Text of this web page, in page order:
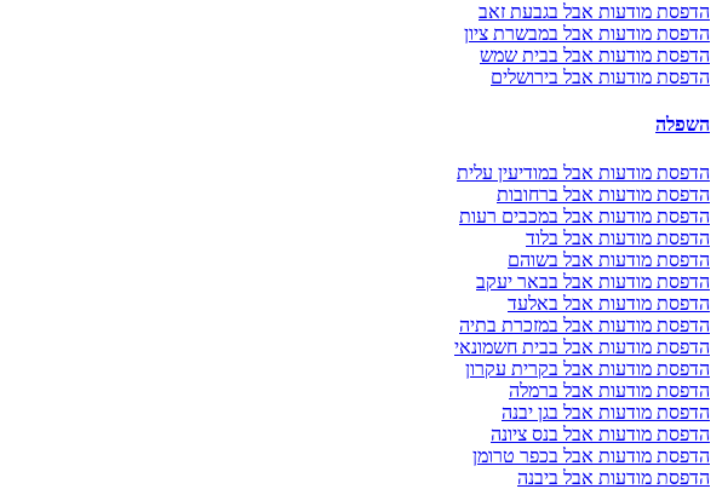
הדפסת מודעות אבל בגבעת זאב
הדפסת מודעות אבל במבשרת ציון
הדפסת מודעות אבל בבית שמש
הדפסת מודעות אבל בירושלים
השפלה
הדפסת מודעות אבל במודיעין עלית
הדפסת מודעות אבל ברחובות
הדפסת מודעות אבל במכבים רעות
הדפסת מודעות אבל בלוד
הדפסת מודעות אבל בשוהם
הדפסת מודעות אבל בבאר יעקב
הדפסת מודעות אבל באלעד
הדפסת מודעות אבל במזכרת בתיה
הדפסת מודעות אבל בבית חשמונאי
הדפסת מודעות אבל בקרית עקרון
הדפסת מודעות אבל ברמלה
הדפסת מודעות אבל בגן יבנה
הדפסת מודעות אבל בנס ציונה
הדפסת מודעות אבל בכפר טרומן
הדפסת מודעות אבל ביבנה